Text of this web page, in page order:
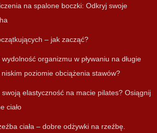
na spalone boczki: Odkryj swoje
– jak zacząć?
organizmu w pływaniu na długie
poziomie obciążenia stawów?
swoją elastyczność na macie pilates? Osiągnij
ciało
ciała – dobre odżywki na rzeźbę.